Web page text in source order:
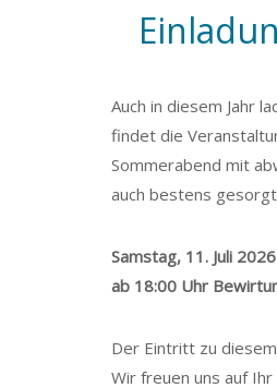
Auch in diesem Jahr
findet die
Sommerabend mit
auch bestens
Samstag, 11. Juli
ab 18:00 Uhr
Der Eintritt zu
Wir freuen uns auf Ihr